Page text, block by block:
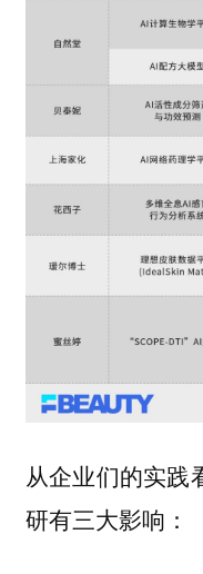
从企业们的实践
研有三大影响：